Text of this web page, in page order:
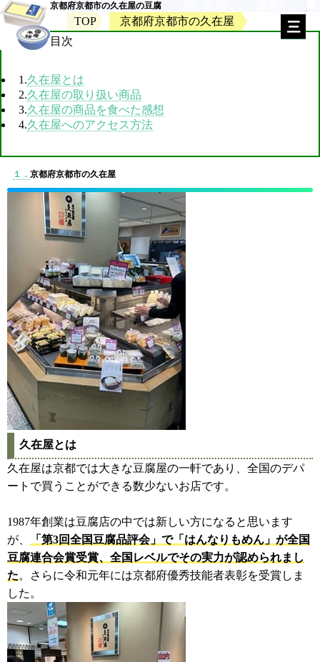
京都府京都市の久在屋の豆腐
TOP
京都府京都市の久在屋
目次
1.久在屋とは
2.久在屋の取り扱い商品
3.久在屋の商品を食べた感想
4.久在屋へのアクセス方法
１． 京都府京都市の久在屋
久在屋とは
久在屋は京都では大きな豆腐屋の一軒であり、全国のデパ
ートで買うことができる数少ないお店です。
1987年創業は豆腐店の中では新しい方になると思います
が、
「第3回全国豆腐品評会」で「はんなりもめん」が全国
豆腐連合会賞受賞、全国レベルでその実力が認められまし
た。さらに令和元年には京都府優秀技能者表彰を受賞しま
した。